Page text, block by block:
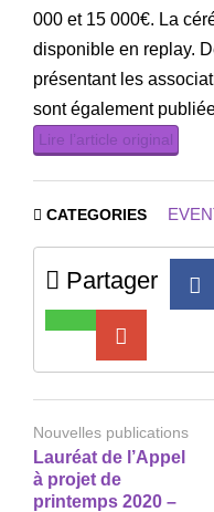
000 et 15 000€. La
disponible en replay.
présentant les
sont également
Lire l’article original
CATEGORIES
Partager
Nouvelles publications
Lauréat de l’Appel
à projet de
printemps 2020 –